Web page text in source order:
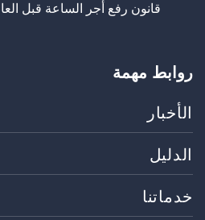
قانون رفع أجر الساعة قبل
روابط مهمة
الأخبار
الدليل
خدماتنا